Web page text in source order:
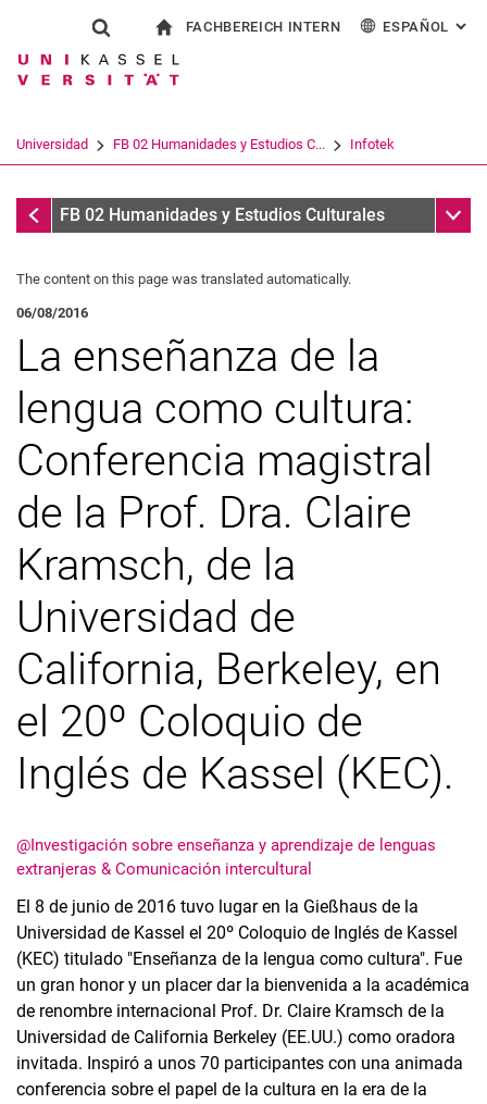
Jump directly to: content
Jump directly to: search
Jump directly to: main
Show search form
Search term
Search (opens an external link in a
FACHBEREICH INTERN ESPAÑOL :
Universidad FB 02 Humanidades y Estudios C... Infotek
InfotekFB 02 Humanidades y Estudios Culturales Sub
The content on this page was translated automatically.
06/08/2016
La enseñanza de la
lengua como cultura:
Conferencia magistral
de la Prof. Dra. Claire
Kramsch, de la
Universidad de
California, Berkeley, en
el 20º Coloquio de
Inglés de Kassel (KEC).
@Investigación sobre enseñanza y aprendizaje de lenguas
extranjeras & Comunicación intercultural
El 8 de junio de 2016 tuvo lugar en la Gießhaus de la
Universidad de Kassel el 20º Coloquio de Inglés de Kassel
(KEC) titulado "Enseñanza de la lengua como cultura". Fue
un gran honor y un placer dar la bienvenida a la académica
de renombre internacional Prof. Dr. Claire Kramsch de la
Universidad de California Berkeley (EE.UU.) como oradora
invitada. Inspiró a unos 70 participantes con una animada
conferencia sobre el papel de la cultura en la era de la